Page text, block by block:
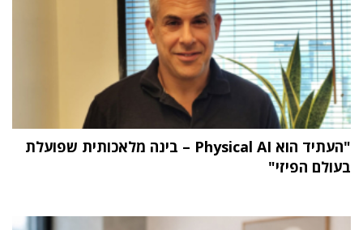
"העתיד הוא Physical AI – בינה מלאכותית שפועלת
בעולם הפיזי"